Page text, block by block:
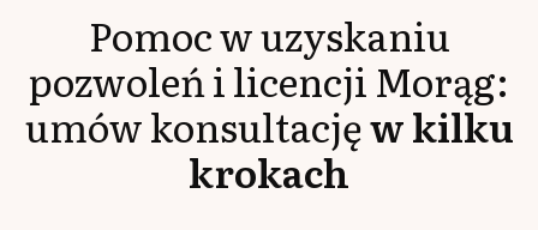
Pomoc w uzyskaniu
pozwoleń i licencjiMorąg:
umów konsultacjęw kilku
krokach